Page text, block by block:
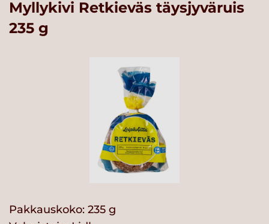
Myllykivi Retkieväs täysjyväruis
235 g
Pakkauskoko: 235 g